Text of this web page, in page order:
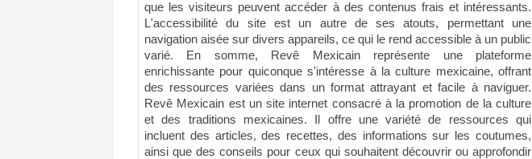
que les visiteurs peuvent accéder à des contenus frais et intéressants.
L'accessibilité du site est un autre de ses atouts, permettant une
navigation aisée sur divers appareils, ce qui le rend accessible à un public
varié. En somme, Revê Mexicain représente une plateforme
enrichissante pour quiconque s'intéresse à la culture mexicaine, offrant
des ressources variées dans un format attrayant et facile à naviguer.
Revê Mexicain est un site internet consacré à la promotion de la culture
et des traditions mexicaines. Il offre une variété de ressources qui
incluent des articles, des recettes, des informations sur les coutumes,
ainsi que des conseils pour ceux qui souhaitent découvrir ou approfondir